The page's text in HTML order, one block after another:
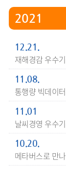
2021
12.21.
재해경감 우수
11.08.
통행량 빅데이
11.01
날씨경영 우수
10.20.
메타버스로 만